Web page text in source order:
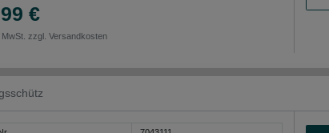
€
zzgl. Versandkosten